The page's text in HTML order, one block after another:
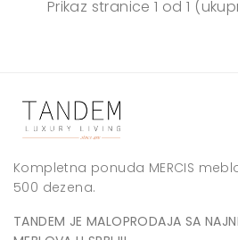
Prikaz stranice1 od 1
Kompletna ponuda MERCIS
500 dezena.
TANDEM JE MALOPRODAJA SA